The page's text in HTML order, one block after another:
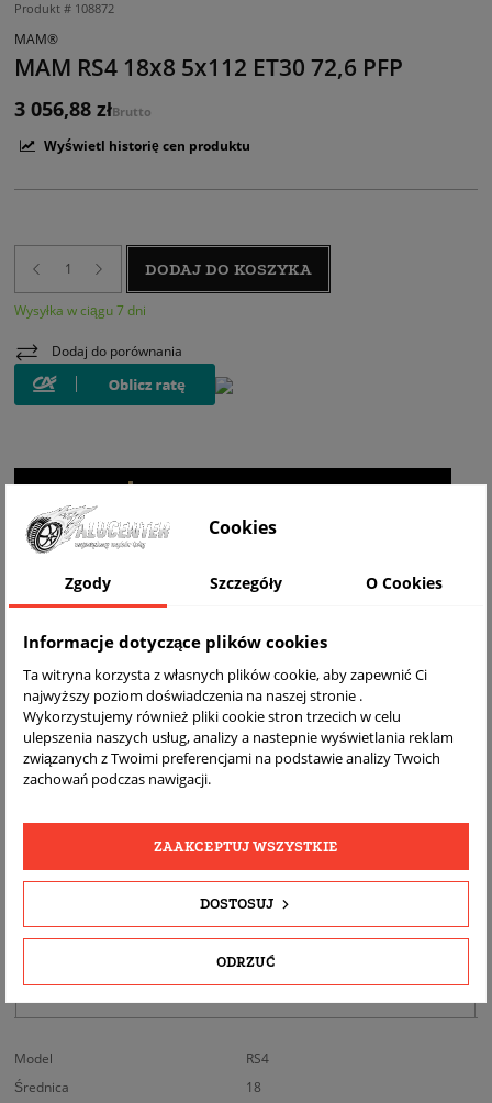
Produkt # 108872
MAM®
MAM RS4 18x8 5x112 ET30 72,6 PFP
3 056,88 złBrutto
Wyświetl historię cen produktu
DODAJ DO KOSZYKA
Wysyłka w ciągu 7 dni
Dodaj do porównania
DARMOWA
WYSYŁKA
BEZPŁATNY
REALNE
SZCZEGÓŁY PRODUKTU
DOPASOWANIE
Model
RS4
Średnica
18
Cookies
Zgody Szczegóły O Cookies
Informacje dotyczące plików cookies
Ta witryna korzysta z własnych plików cookie, aby zapewnić Ci
najwyższy poziom doświadczenia na naszej stronie .
Wykorzystujemy również pliki cookie stron trzecich w celu
ulepszenia naszych usług, analizy a nastepnie wyświetlania reklam
związanych z Twoimi preferencjami na podstawie analizy Twoich
zachowań podczas nawigacji.
ODRZUĆ
DOSTOSUJ
ZAAKCEPTUJ WSZYSTKIE